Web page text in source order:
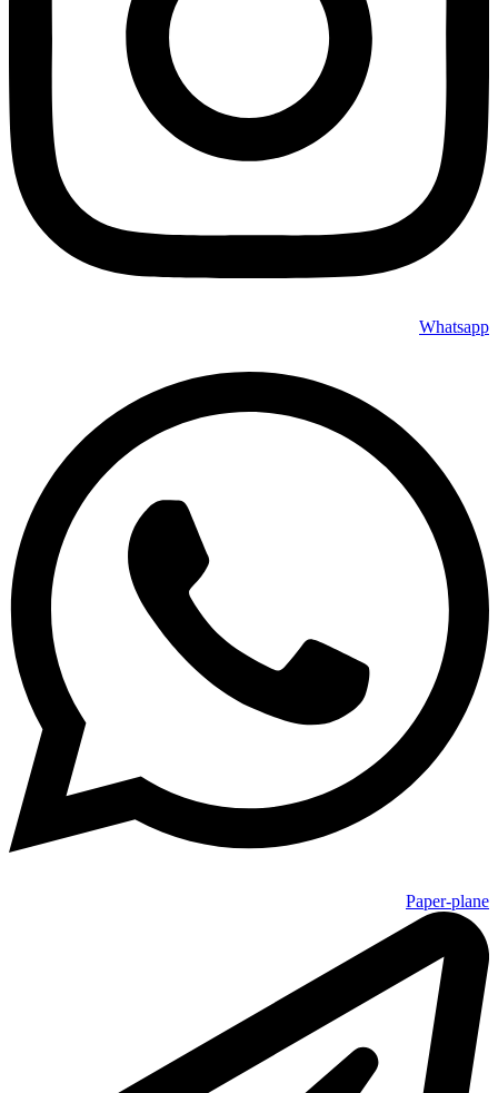
Whatsapp
Paper-plane